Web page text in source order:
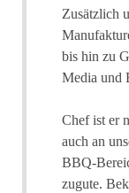
Zusätzlich
bis hin zu
Media und
Chef ist er
auch an
BBQ-
zugute.